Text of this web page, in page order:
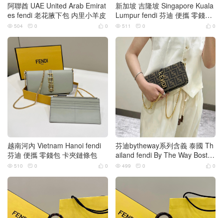
阿聯酋 UAE United Arab Emirat
es fendi 老花腋下包 内里小羊皮
 0
 504  0
新加坡 吉隆坡 Singapore Kuala
Lumpur fendi 芬迪 便攜 零錢包
鏈條包
 0
 511  0
越南河內 Vietnam Hanoi fendi
芬迪 便攜 零錢包 卡夾鏈條包
 0
 510  0
芬迪bytheway系列含義 泰國 Th
ailand fendi By The Way Boston
迷你手袋
 0
 499  0